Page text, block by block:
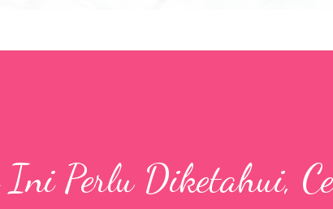
Ini Perlu Diketahui,